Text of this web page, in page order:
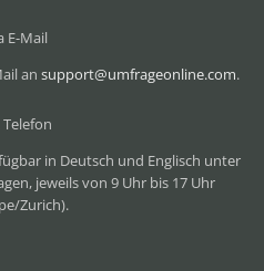
E-Mail
an support@umfrageonline.com.
Telefon
in Deutsch und Englisch unter
jeweils von 9 Uhr bis 17 Uhr
Zurich).